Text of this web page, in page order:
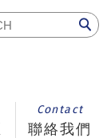
Contact
聯絡我們